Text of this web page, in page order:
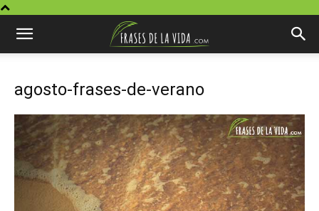
agosto-frases-de-verano